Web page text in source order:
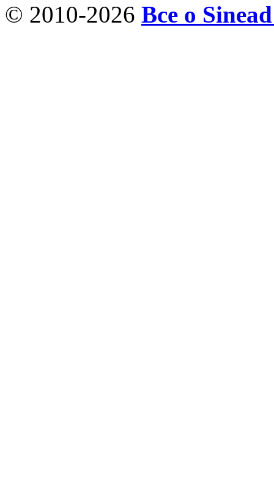
© 2010-2026 Все о